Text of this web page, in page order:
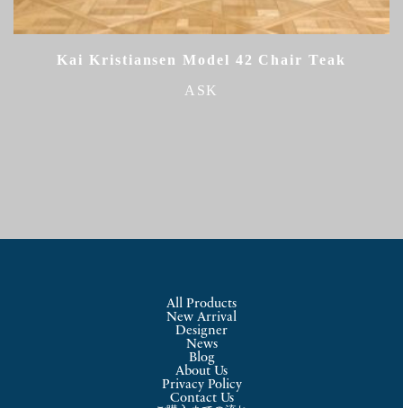
Kai Kristiansen Model 42 Chair Teak
ASK
All Products
New Arrival
Designer
News
Blog
About Us
Privacy Policy
Contact Us